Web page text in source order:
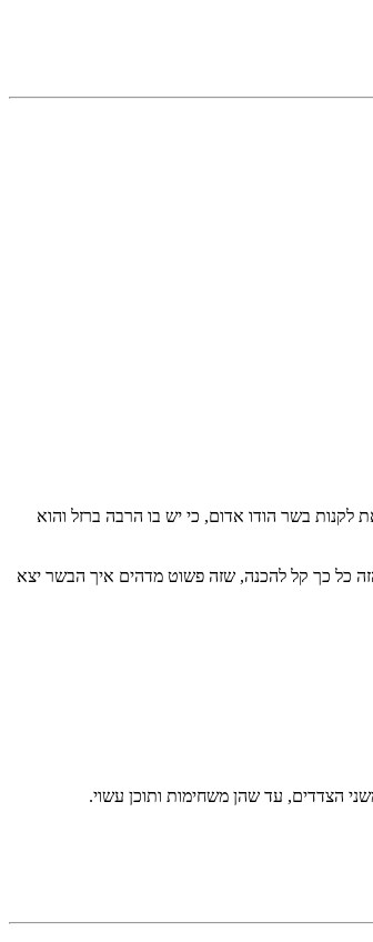
בשר הודו אדום, כי יש בו הרבה ברזל והוא
כל כך קל להכנה, שזה פשוט מדהים איך הבשר יצא